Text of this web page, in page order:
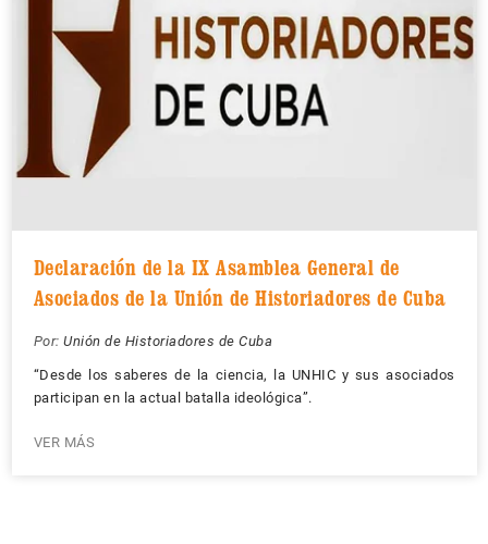
Declaración de la IX Asamblea General de
Asociados de la Unión de Historiadores de Cuba
Por: Unión de Historiadores de Cuba
“Desde los saberes de la ciencia, la UNHIC y sus asociados
participan en la actual batalla ideológica”.
VER MÁS